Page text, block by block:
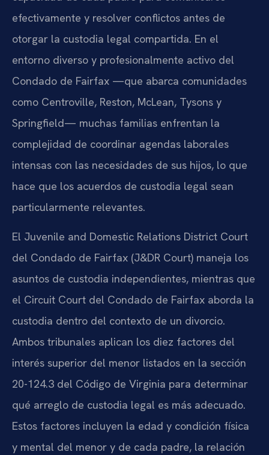
efectivamente y resolver conflictos antes de
otorgar la custodia legal compartida. En el
entorno diverso y profesionalmente activo del
Condado de Fairfax —que abarca comunidades
como Centroville, Reston, McLean, Tysons y
Springfield— muchas familias enfrentan la
complejidad de coordinar agendas laborales
intensas con las necesidades de sus hijos, lo que
hace que los acuerdos de custodia legal sean
particularmente relevantes.
El Juvenile and Domestic Relations District Court
del Condado de Fairfax (J&DR Court) maneja los
asuntos de custodia independientes, mientras que
el Circuit Court del Condado de Fairfax aborda la
custodia dentro del contexto de un divorcio.
Ambos tribunales aplican los diez factores del
interés superior del menor listados en la sección
20-124.3 del Código de Virginia para determinar
qué arreglo de custodia legal es más adecuado.
Estos factores incluyen la edad y condición física
y mental del menor y de cada padre, la relación